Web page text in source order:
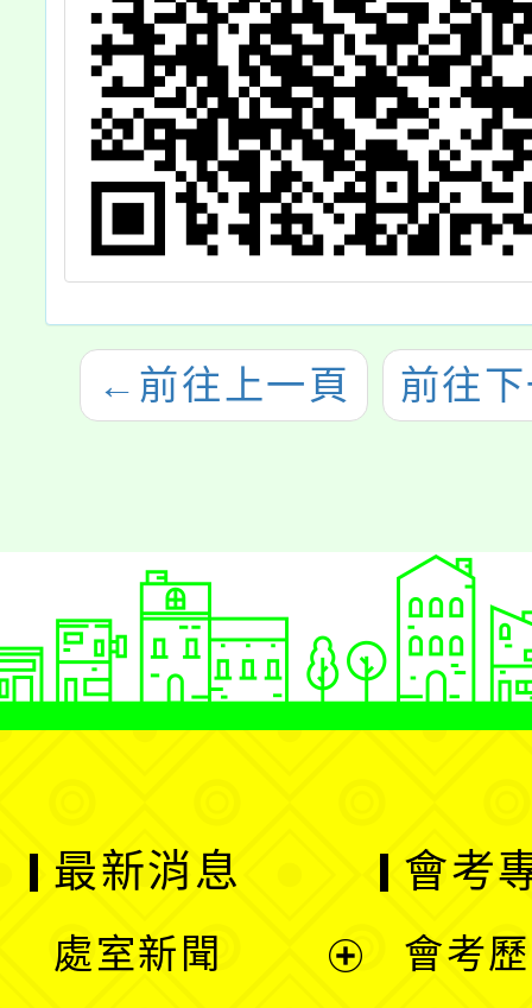
← 前往上一頁 前往
最新消息
處室新聞
會考
會考